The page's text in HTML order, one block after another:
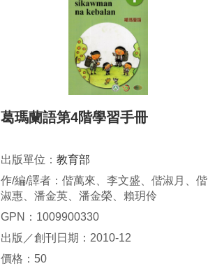
葛瑪蘭語第4階學習手冊
出版單位： 教育部
作/編/譯者：偕萬來、李文盛、偕淑月、偕
淑惠、潘金英、潘金榮、賴玥伶
GPN：1009900330
出版／創刊日期：2010-12
價格：50